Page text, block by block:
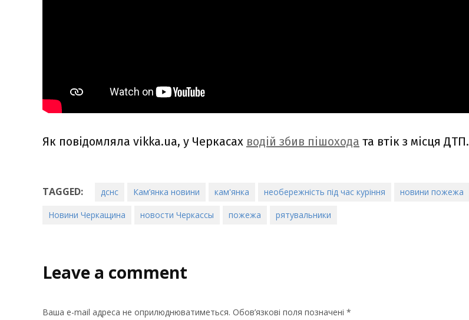
Як повідомляла vikka.ua, у Черкасах водій збив пішохода та втік з місця ДТП.
TAGGED: дснс Кам’янка новини кам'янка необережність під час куріння новини пожежа
Новини Черкащина новости Черкассы пожежа рятувальники
Leave a comment
Ваша e-mail адреса не оприлюднюватиметься. Обов’язкові поля позначені *